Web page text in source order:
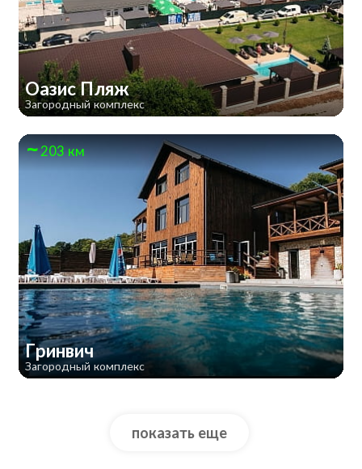
Оазис Пляж
Загородный комплекс
203 км
Гринвич
Загородный комплекс
показать еще